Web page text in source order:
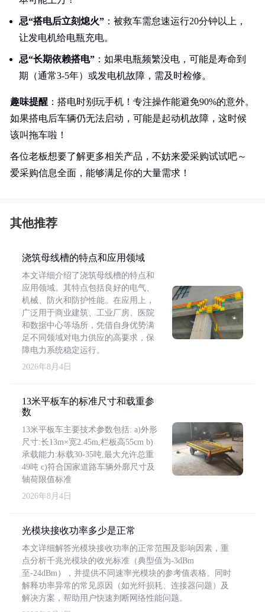
忌“搭电后立刻熄火” ：被救车需怠速运行20分钟以上，
让发电机给电瓶充电。
忌“长期依赖搭电” ：如果电瓶频繁没电，可能是寿命到
期（通常3-5年）或发电机故障，需及时检修。
趣味提醒 ：搭电时别玩手机！专注操作能避免90%的意外。
如果搭电后车辆仍无法启动，可能是起动机故障，这时候
该叫拖车啦！
各位老板想要了解更多相关产品，不妨来爱采购试试吧～
爱采购信息全面，能够满足你的大量需求！
其他推荐
浇筑母线槽的特点和应用领域
本文详细介绍了浇筑母线槽的特点和
应用领域。其特点包括良好的电气、
机械、防火和防护性能。在应用上，
广泛用于商业建筑、工业厂房、医院
和数据中心等场所，凭借自身优势满
足不同领域对电力供应的高要求，保
障电力系统稳定运行。
2026年8月4日
13米平板车的标准尺寸和载重参
数
13米平板车主要技术参数包括: a)外形
尺寸:长13m×宽2.45m,栏板高55cm b)
承载能力:标载30-35吨,最大允许总重
49吨 c)符合国家道路车辆外廓尺寸及
轴荷限值标准
2026年8月4日
光模块接收功率多少是正常
本文详细解答光模块接收功率的正常范围及影响因素，重
点分析千兆光模块的收光标准（典型值为-3dBm
至-24dBm），并提供不同速率光模块的参考值表格。同时
解释功率异常的常见原因（如光纤损耗、连接器问题）及
解决方案，帮助用户快速判断网络性能问题。